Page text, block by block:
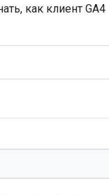
как клиент GA4